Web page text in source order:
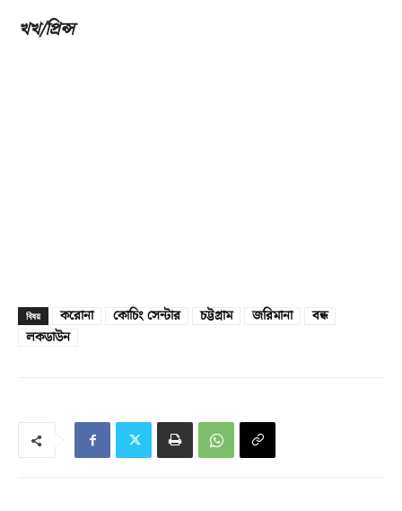
খখ/প্রিন্স
বিষয় করোনা কোচিং সেন্টার চট্টগ্রাম জরিমানা
বন্ধ
লকডাউন